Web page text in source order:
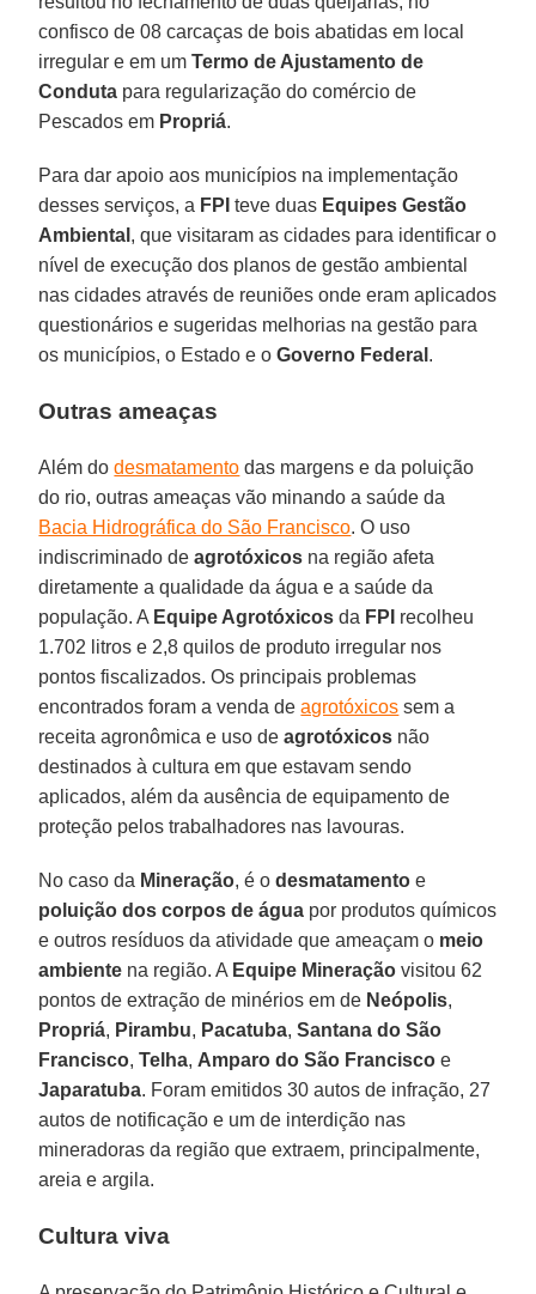
confisco de 08 carcaças de bois abatidas em local
irregular e em umTermo de Ajustamento de
Conduta para regularização do comércio de
Pescados em Propriá.
Para dar apoio aos municípios na implementação
desses serviços, a FPI teve duas Equipes Gestão
Ambiental , que visitaram as cidades para identificar o
nível de execução dos planos de gestão ambiental
nas cidades através de reuniões onde eram aplicados
questionários e sugeridas melhorias na gestão para
os municípios, o Estado e oGoverno Federal .
Outras ameaças
Além dodesmatamento das margens e da poluição
do rio, outras ameaças vão minando a saúde da
Bacia Hidrográfica do São Francisco. O uso
indiscriminado deagrotóxicos na região afeta
diretamente a qualidade da água e a saúde da
população. A Equipe Agrotóxicos da FPI recolheu
1.702 litros e 2,8 quilos de produto irregular nos
pontos fiscalizados. Os principais problemas
encontrados foram a venda deagrotóxicos sem a
receita agronômica e uso deagrotóxicos não
destinados à cultura em que estavam sendo
aplicados, além da ausência de equipamento de
proteção pelos trabalhadores nas lavouras.
No caso da Mineração, é odesmatamento e
poluição dos corpos de água por produtos químicos
e outros resíduos da atividade que ameaçam o meio
ambiente na região. A Equipe Mineração visitou 62
pontos de extração de minérios em de Neópolis,
Propriá, Pirambu, Pacatuba,Santana do São
Francisco,Telha, Amparo do São Francisco e
Japaratuba. Foram emitidos 30 autos de infração, 27
autos de notificação e um de interdição nas
mineradoras da região que extraem, principalmente,
areia e argila.
Cultura viva